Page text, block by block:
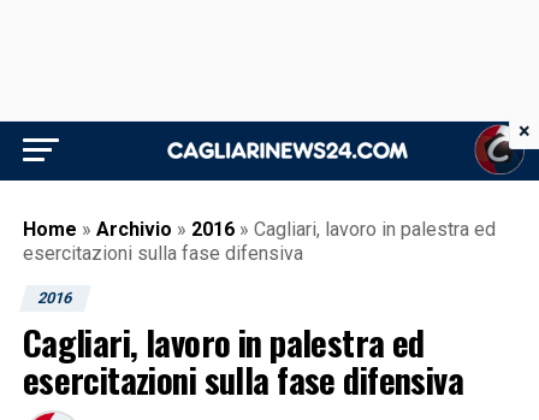
Home » Archivio » 2016 » Cagliari, lavoro in palestra ed
esercitazioni sulla fase difensiva
2016
Cagliari, lavoro in palestra ed
esercitazioni sulla fase difensiva
×